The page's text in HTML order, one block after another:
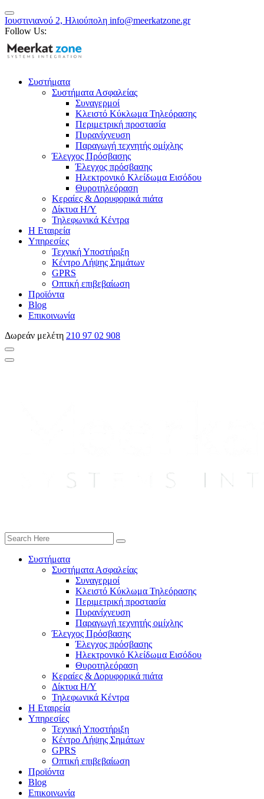
Ιουστινιανού 2, Ηλιούπολη info@meerkatzone.gr
Follow Us:
Συστήματα
Συστήματα Ασφαλείας
Συναγερμοί
Κλειστό Κύκλωμα Τηλεόρασης
Περιμετρική προστασία
Πυρανίχνευση
Παραγωγή τεχνητής ομίχλης
Έλεγχος Πρόσβασης
Έλεγχος πρόσβασης
Ηλεκτρονικό Κλείδωμα Εισόδου
Θυροτηλεόραση
Κεραίες & Δορυφορικά πιάτα
Δίκτυα Η/Υ
Τηλεφωνικά Κέντρα
Η Εταιρεία
Υπηρεσίες
Τεχνική Υποστήριξη
Κέντρο Λήψης Σημάτων
GPRS
Οπτική επιβεβαίωση
Προϊόντα
Blog
Επικοινωνία
Δωρεάν μελέτη 210 97 02 908
Συστήματα
Συστήματα Ασφαλείας
Συναγερμοί
Κλειστό Κύκλωμα Τηλεόρασης
Περιμετρική προστασία
Πυρανίχνευση
Παραγωγή τεχνητής ομίχλης
Έλεγχος Πρόσβασης
Έλεγχος πρόσβασης
Ηλεκτρονικό Κλείδωμα Εισόδου
Θυροτηλεόραση
Κεραίες & Δορυφορικά πιάτα
Δίκτυα Η/Υ
Τηλεφωνικά Κέντρα
Η Εταιρεία
Υπηρεσίες
Τεχνική Υποστήριξη
Κέντρο Λήψης Σημάτων
GPRS
Οπτική επιβεβαίωση
Προϊόντα
Blog
Επικοινωνία